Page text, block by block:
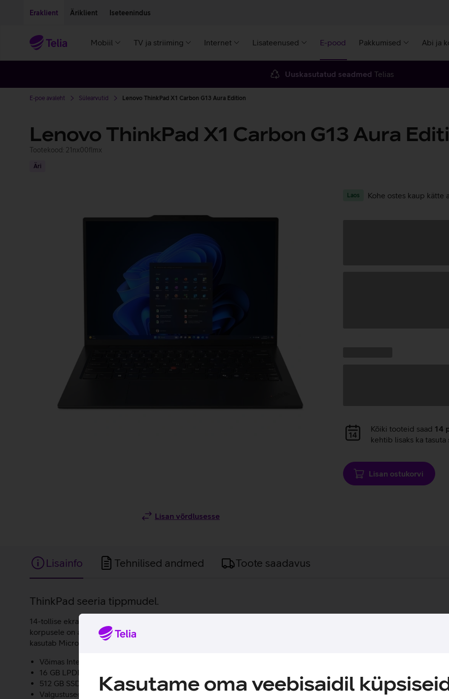
Kasutame oma veebisaidil
Eraklient Äriklient Iseteenindus
Mobiil TV ja striiming Internet Lisateenused E-pood Pakkumised Abi ja
Uuskasutatud seadmed Telias
E-poe avaleht Sülearvutid Lenovo ThinkPad X1 Carbon G13 Aura Edition
Lenovo ThinkPad X1 Carbon G13 Aura
Tootekood: 21nx00flmx
Äri
Lisan võrdlusesse
Laos Kohe ostes kaup kätte
Andmete
laadimine
Kõiki tooteid saad 14
kehtib lisaks ka tasuta
Lisan ostukorvi
Lisainfo Tehnilised andmed Toote saadavus
Lisainfo
ThinkPad seeria tippmudel.
14-tollise ekraaniga Lenovo ThinkPad X1 Carbon G13 Aura Edition mudelis on ühendatud kõrgtasemel tehnoloogia ja
korpusele on arvuti tugev ja vastupidav, kuid samas kerge ja õhuke. Seadmel on võimas Intel Core Ultra 5 255U
kasutab Microsoft Windows 11 Pro operatsioonisüsteemi, mis on ärikasutuseks sobivaim.
Võimas Intel Core Ultra 5 225U protsessor.
16 GB LPDDR5x 8400 MHz põhimälu.
512 GB SSD ketas.
Valgustusega klaviatuur.